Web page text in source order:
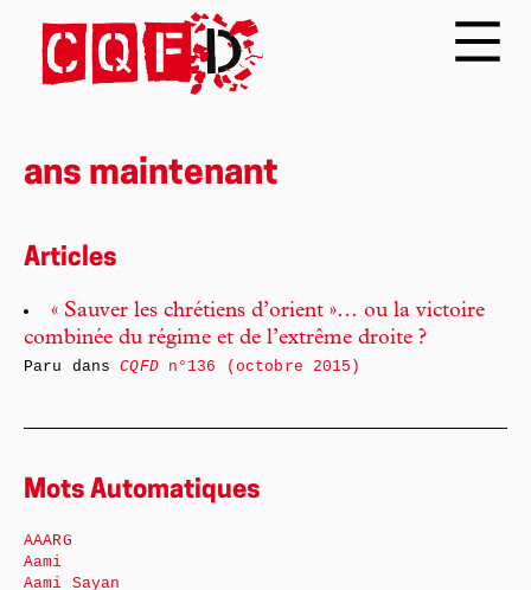
ans maintenant
Articles
« Sauver les chrétiens d’orient »… ou la victoire
combinée du régime et de l’extrême droite ?
Paru dansCQFDn°136 (octobre 2015)
Mots Automatiques
AAARG
Aami
Aami Sayan